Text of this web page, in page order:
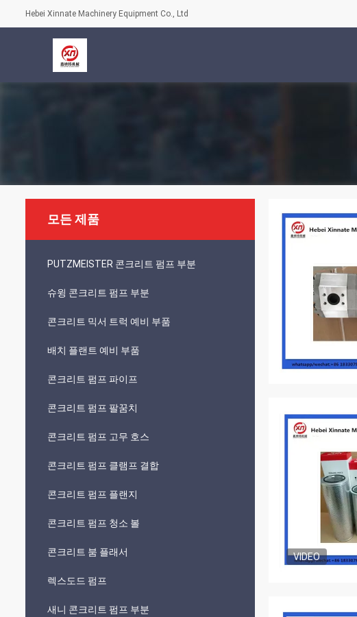
Hebei Xinnate Machinery Equipment Co., Ltd
모든 제품
PUTZMEISTER 콘크리트 펌프 부분
슈윙 콘크리트 펌프 부분
콘크리트 믹서 트럭 예비 부품
배치 플랜트 예비 부품
콘크리트 펌프 파이프
콘크리트 펌프 팔꿈치
콘크리트 펌프 고무 호스
콘크리트 펌프 클램프 결합
콘크리트 펌프 플랜지
콘크리트 펌프 청소 볼
콘크리트 붐 플래서
렉스도드 펌프
새니 콘크리트 펌프 부분
VIDEO